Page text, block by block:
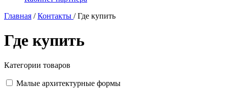
Главная /Контакты /Где купить
Где купить
Категории товаров
Малые архитектурные формы